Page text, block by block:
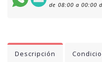
de 08:00 a 00:00
Descripción